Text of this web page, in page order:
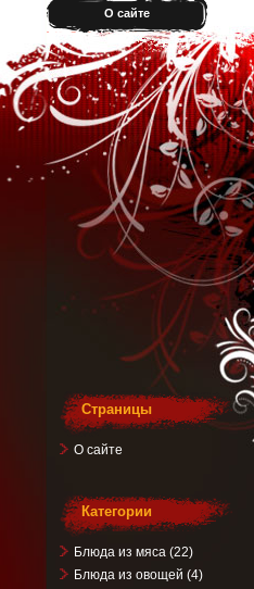
О сайте
Страницы
О сайте
Категории
Блюда из мяса(22)
Блюда из овощей (4)